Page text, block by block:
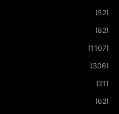
(52)
(82)
(1107)
(306)
(21)
(62)